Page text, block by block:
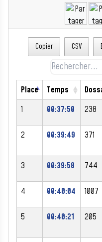
Copier CSV
Place Temps
1
00:37:50 238
2 00:39:49 371
3 00:39:58 744
4 00:40:04 1007
5 00:40:21 205